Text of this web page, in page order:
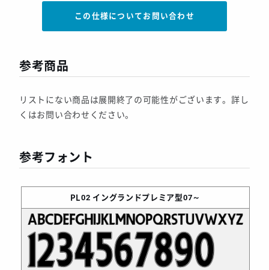
この仕様についてお問い合わせ
参考商品
リストにない商品は展開終了の可能性がございます。詳し
くはお問い合わせください。
参考フォント
PL02 イングランドプレミア型07～